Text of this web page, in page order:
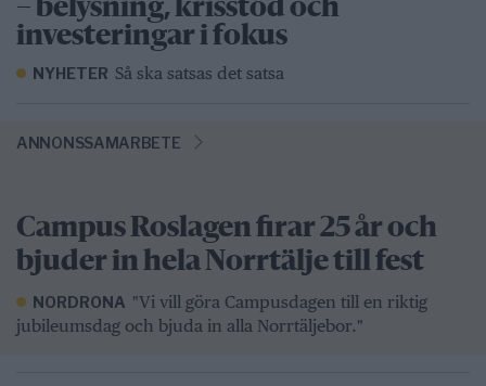
– belysning, krisstöd och
investeringar i fokus
NYHETER Så ska satsas det satsa
ANNONSSAMARBETE
Campus Roslagen firar 25 år och
bjuder in hela Norrtälje till fest
NORDRONA "Vi vill göra Campusdagen till en riktig
jubileumsdag och bjuda in alla Norrtäljebor."